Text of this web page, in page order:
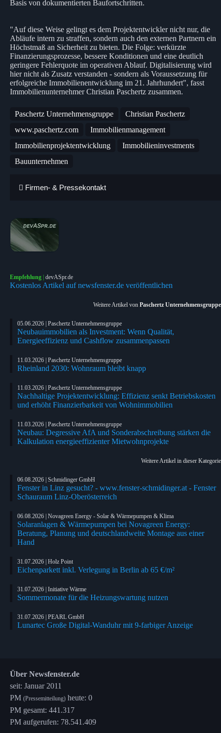
Basis von dokumentierten Baufortschritten.
"Auf diese Weise gelingt es dem Projektentwickler nicht nur, die
Abläufe intern zu straffen, sondern auch den externen Partnern ein
Höchstmaß an Sicherheit zu bieten. Die Folge: verkürzte
Finanzierungsprozesse, bessere Konditionen und eine deutlich
geringere Fehlerquote im operativen Ablauf. Digitalisierung wird
hier nicht als Zusatz verstanden - sondern als Voraussetzung für
erfolgreiche Immobilienentwicklung im 21. Jahrhundert", fasst
Immobilienunternehmer Christian Paschertz zusammen.
Paschertz Unternehmensgruppe
Christian Paschertz
www.paschertz.com
Immobilienmanagement
Immobilienprojektentwicklung
Immobilieninvestments
Bauunternehmen
Firmen- & Pressekontakt
Empfehlung | devASpr.de
Kostenlos Artikel auf newsfenster.de veröffentlichen
Weitere Artikel von Paschertz Unternehmensgruppe
05.06.2026 | Paschertz Unternehmensgruppe
Neubauimmobilien als Investment: Wenn Qualität,
Energieeffizienz und Cashflow zusammenpassen
11.03.2026 | Paschertz Unternehmensgruppe
Rheinland 2030: Wohnraum bleibt knapp
11.03.2026 | Paschertz Unternehmensgruppe
Nachhaltige Projektentwicklung: Effizienz senkt Betriebskosten
und erhöht Finanzierbarkeit von Wohnimmobilien
11.03.2026 | Paschertz Unternehmensgruppe
Neubau: Degressive AfA und Sonderabschreibung stärken die
Kalkulation energieeffizienter Mietwohnprojekte
Weitere Artikel in dieser Kategorie
06.08.2026 | Schmidinger GmbH
Fenster in Linz gesucht? - www.fenster-schmidinger.at - Fenster
Schauraum Linz-Oberösterreich
06.08.2026 | Novagreen Energy - Solar & Wärmepumpen & Klima
Solaranlagen & Wärmepumpen bei Novagreen Energy:
Beratung, Planung und deutschlandweite Montage aus einer
Hand
31.07.2026 | Holz Point
Eichenparkett inkl. Verlegung in Berlin ab 65 €/m²
31.07.2026 | Initiative Wärme
Sommermonate für die Heizungswartung nutzen
31.07.2026 | PEARL GmbH
Lunartec Große Digital-Wanduhr mit 9-farbiger Anzeige
Über Newsfenster.de
seit: Januar 2011
PM (Pressemitteilung) heute: 0
PM gesamt: 441.317
PM aufgerufen: 78.541.409